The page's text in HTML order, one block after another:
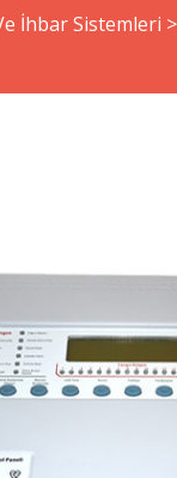
İhbar Sistemleri >